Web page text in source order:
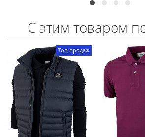
С этим товаром
Топ продаж